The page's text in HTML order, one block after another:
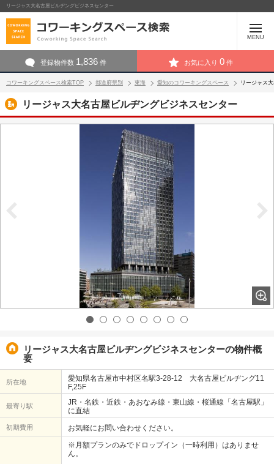
リージャス大名古屋ビルヂングビジネスセンター
MENU
登録物件数 1,836 件 お気に入り 0 件
コワーキングスペース検索TOP 都道府県別 東海 愛知のコワーキングスペース リージャス
リージャス大名古屋ビルヂングビジネスセンター
リージャス大名古屋ビルヂングビジネスセンターの物件概
要
所在地
愛知県名古屋市中村区名駅3-28-12 大名古屋ビルヂング11
F,25F
最寄り駅
JR・名鉄・近鉄・あおなみ線・東山線・桜通線「名古屋駅」
に直結
初期費用 お気軽にお問い合わせください。
※月額プランのみでドロップイン（一時利用）はありませ
ん。